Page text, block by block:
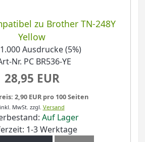
zu Brother TN-248Y
Yellow
Ausdrucke (5%)
Nr. PC BR536-YE
28,95 EUR
2,90 EUR pro 100 Seiten
inkl. MwSt. zzgl. Versand
Auf Lager
1-3 Werktage